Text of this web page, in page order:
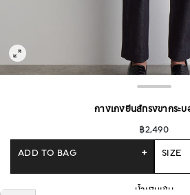
กางเกงยีนส์ทรงขากระ
฿2,490
SIZE
ADD TO BAG +
น้ำเงินเข้ม